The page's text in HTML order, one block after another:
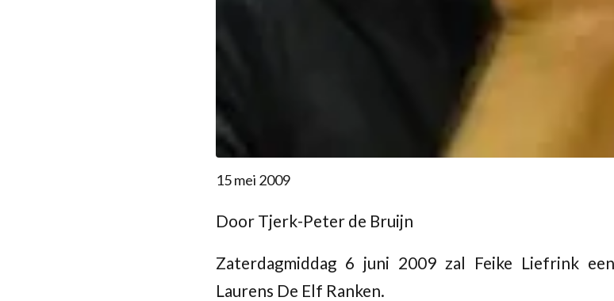
15 mei 2009
Door Tjerk-Peter de Bruijn
Zaterdagmiddag 6 juni 2009 zal Feike Liefrink
Laurens De Elf Ranken.